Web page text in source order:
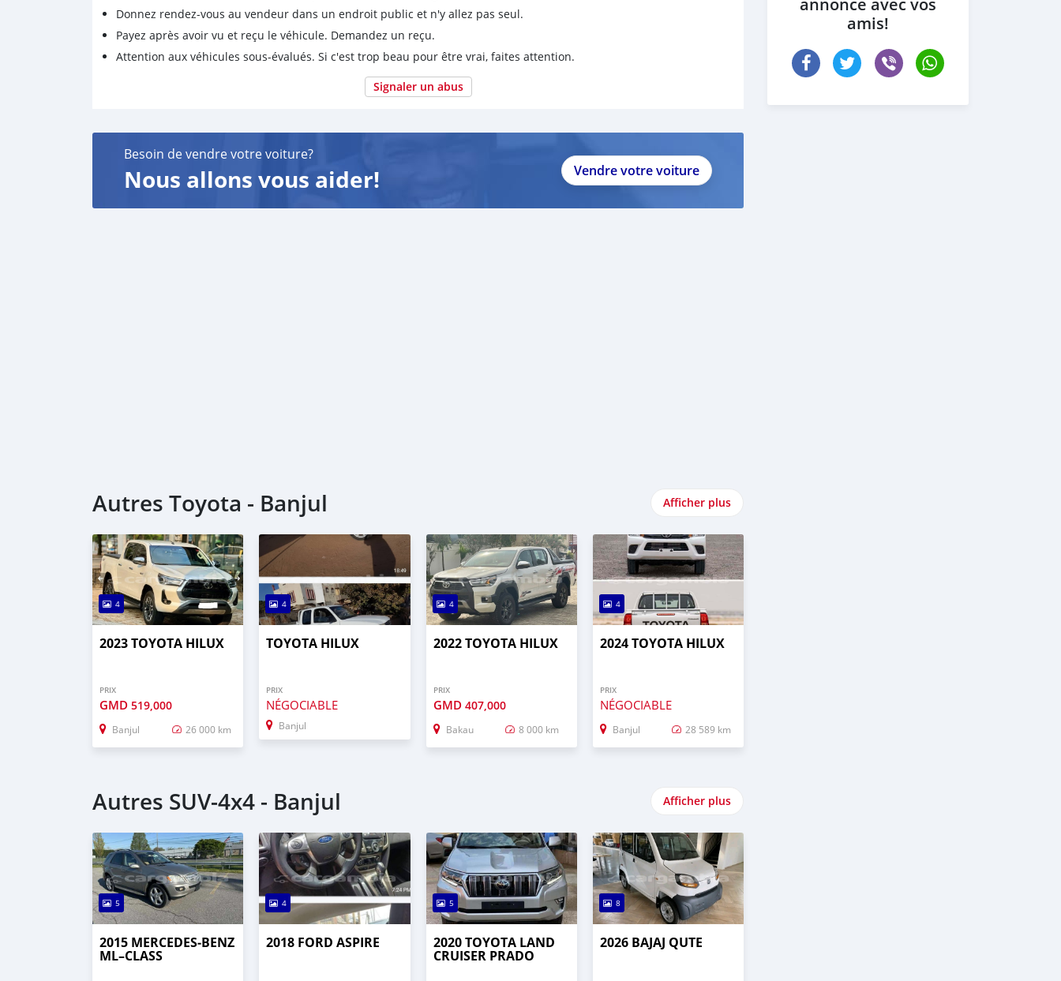
Donnez rendez-vous au vendeur dans un endroit public et n'y allez pas seul.
Payez après avoir vu et reçu le véhicule. Demandez un reçu.
Attention aux véhicules sous-évalués. Si c'est trop beau pour être vrai, faites attention.
Signaler un abus
Besoin de vendre votre voiture?
Nous allons vous aider! Vendre votre voiture
Autres Toyota - Banjul Afficher plus
4
2023 TOYOTA HILUX
PRIX
GMD 519,000
Banjul 26 000 km
4
TOYOTA HILUX
PRIX
NÉGOCIABLE
Banjul
4
2022 TOYOTA HILUX
PRIX
GMD 407,000
Bakau 8 000 km
4
2024 TOYOTA HILUX
PRIX
NÉGOCIABLE
Banjul 28 589 km
Autres SUV‒4x4 - Banjul Afficher plus
5
2015 MERCEDES‒BENZ
ML–CLASS
4
2018 FORD ASPIRE
5
2020 TOYOTA LAND
CRUISER PRADO
8
2026 BAJAJ QUTE
annonce avec vos
amis!